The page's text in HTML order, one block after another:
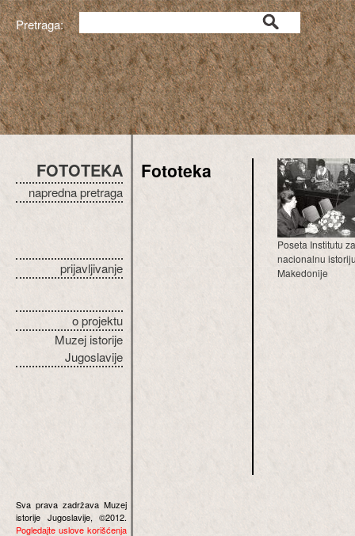
Pretraga:
FOTOTEKA
napredna pretraga
prijavljivanje
o projektu
Muzej istorije
Jugoslavije
Sva prava zadržava Muzej
istorije Jugoslavije, ©2012.
Pogledajte uslove korišćenja
Fototeka
Poseta Institutu za
nacionalnu
Makedonije